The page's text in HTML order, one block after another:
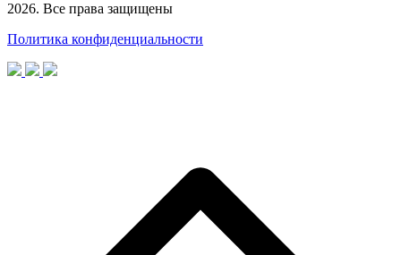
2026. Все права защищены
Политика конфиденциальности